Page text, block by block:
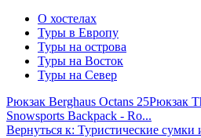
О хостелах
Туры в Европу
Туры на острова
Туры на Восток
Туры на Север
Рюкзак Berghaus Octans 25Рюкзак
Snowsports Backpack - Ro...
Вернуться к: Туристические сумки